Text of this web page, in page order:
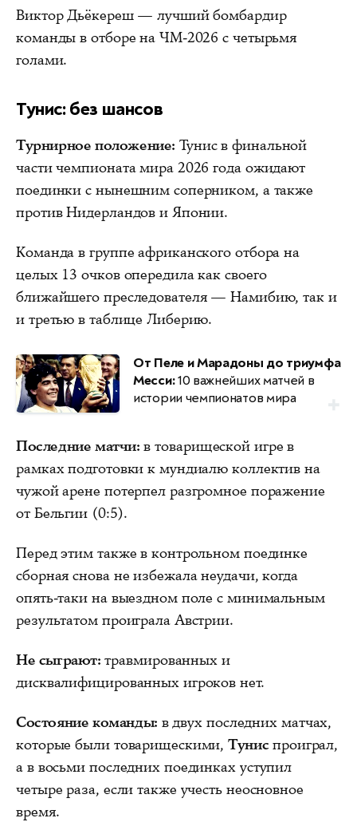
Виктор Дьёкереш — лучший бомбардир
команды в отборе на ЧМ-2026 с четырьмя
голами.
Тунис: без шансов
Турнирное положение: Тунис в финальной
части чемпионата мира 2026 года ожидают
поединки с нынешним соперником, а также
против Нидерландов и Японии.
Команда в группе африканского отбора на
целых 13 очков опередила как своего
ближайшего преследователя — Намибию, так и
и третью в таблице Либерию.
От Пеле и Марадоны до триумфа
Месси:10 важнейших матчей в
истории чемпионатов мира
Последние матчи: в товарищеской игре в
рамках подготовки к мундиалю коллектив на
чужой арене потерпел разгромное поражение
от Бельгии (0:5).
Перед этим также в контрольном поединке
сборная снова не избежала неудачи, когда
опять-таки на выездном поле с минимальным
результатом проиграла Австрии.
Не сыграют: травмированных и
дисквалифицированных игроков нет.
Состояние команды: в двух последних матчах,
которые были товарищескими,Тунис проиграл,
а в восьми последних поединках уступил
четыре раза, если также учесть неосновное
время.